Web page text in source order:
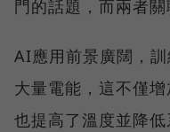
門的話題，而兩者關
AI應用前景廣闊，
大量電能，這不僅
也提高了溫度並降